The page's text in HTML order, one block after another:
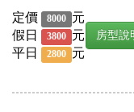
定價 8000 元
假日
3800 元
平日
2800 元
房型說